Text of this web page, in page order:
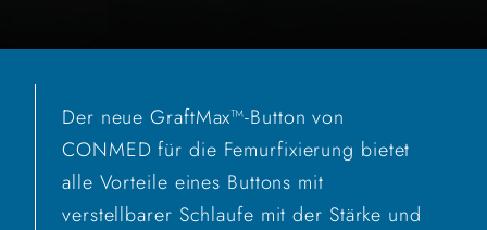
Der neue GraftMax™-Button von
CONMED für die Femurfixierung bietet
alle Vorteile eines Buttons mit
verstellbarer Schlaufe mit der Stärke und